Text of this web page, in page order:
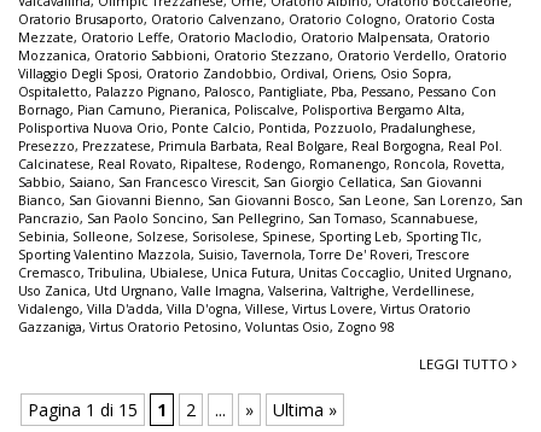
Oratorio Brusaporto, Oratorio Calvenzano, Oratorio Cologno, Oratorio Costa
Mezzate, Oratorio Leffe, Oratorio Maclodio, Oratorio Malpensata, Oratorio
Mozzanica, Oratorio Sabbioni, Oratorio Stezzano, Oratorio Verdello, Oratorio
Villaggio Degli Sposi, Oratorio Zandobbio, Ordival, Oriens, Osio Sopra,
Ospitaletto, Palazzo Pignano, Palosco, Pantigliate, Pba, Pessano, Pessano Con
Bornago, Pian Camuno, Pieranica, Poliscalve, Polisportiva Bergamo Alta,
Polisportiva Nuova Orio, Ponte Calcio, Pontida, Pozzuolo, Pradalunghese,
Presezzo, Prezzatese, Primula Barbata, Real Bolgare, Real Borgogna, Real Pol.
Calcinatese, Real Rovato, Ripaltese, Rodengo, Romanengo, Roncola, Rovetta,
Sabbio, Saiano, San Francesco Virescit, San Giorgio Cellatica, San Giovanni
Bianco, San Giovanni Bienno, San Giovanni Bosco, San Leone, San Lorenzo, San
Pancrazio, San Paolo Soncino, San Pellegrino, San Tomaso, Scannabuese,
Sebinia, Solleone, Solzese, Sorisolese, Spinese, Sporting Leb, Sporting Tlc,
Sporting Valentino Mazzola, Suisio,Tavernola,Torre De' Roveri,Trescore
Cremasco,Tribulina, Ubialese, Unica Futura, Unitas Coccaglio, United Urgnano,
Uso Zanica, Utd Urgnano, Valle Imagna, Valserina, Valtrighe, Verdellinese,
Vidalengo, Villa D'adda, Villa D'ogna, Villese, Virtus Lovere, Virtus Oratorio
Gazzaniga, Virtus Oratorio Petosino, Voluntas Osio, Zogno 98
LEGGI TUTTO
Pagina 1 di 15 1 2 ... » Ultima »